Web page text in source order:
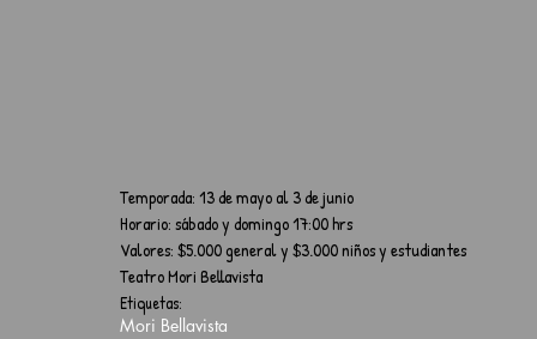
Temporada: 13 de mayo al 3 de junio
Horario: sábado y domingo 17:00 hrs
Valores: $5.000 general y $3.000 niños y estudiantes
Teatro Mori Bellavista
Etiquetas:
Mori Bellavista